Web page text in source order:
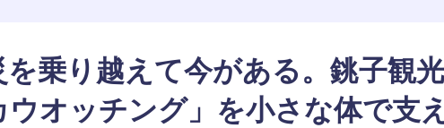
を乗り越えて今がある。銚子観
ウオッチング」を小さな体で支